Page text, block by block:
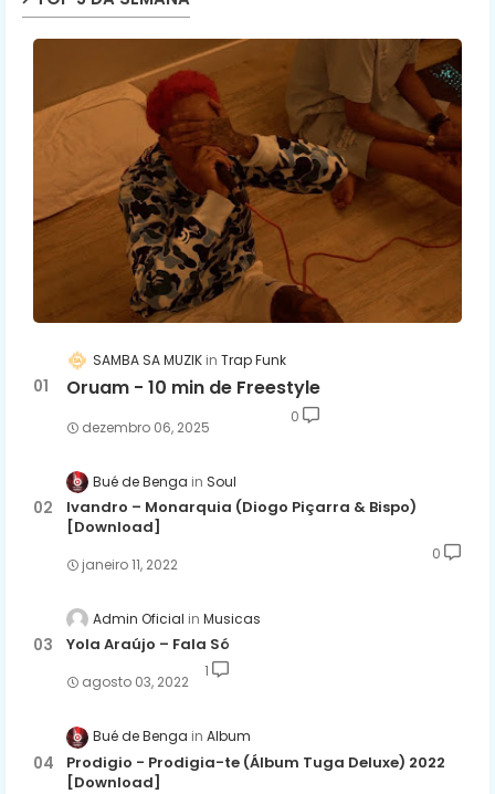
SAMBA SA MUZIK Trap Funk
Oruam - 10 min de Freestyle
dezembro 06, 2025
0
Bué de Benga Soul
Ivandro – Monarquia (Diogo Piçarra & Bispo)
[Download]
janeiro 11, 2022
0
Admin Oficial Musicas
Yola Araújo – Fala Só
agosto 03, 2022
1
Bué de Benga Album
Prodigio - Prodigia-te (Álbum Tuga Deluxe) 2022
[Download]